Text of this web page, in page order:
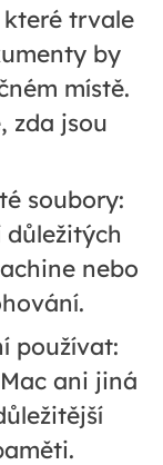
které trvale
by
místě.
zda jsou
soubory:
nebo
používat:
ani jiná